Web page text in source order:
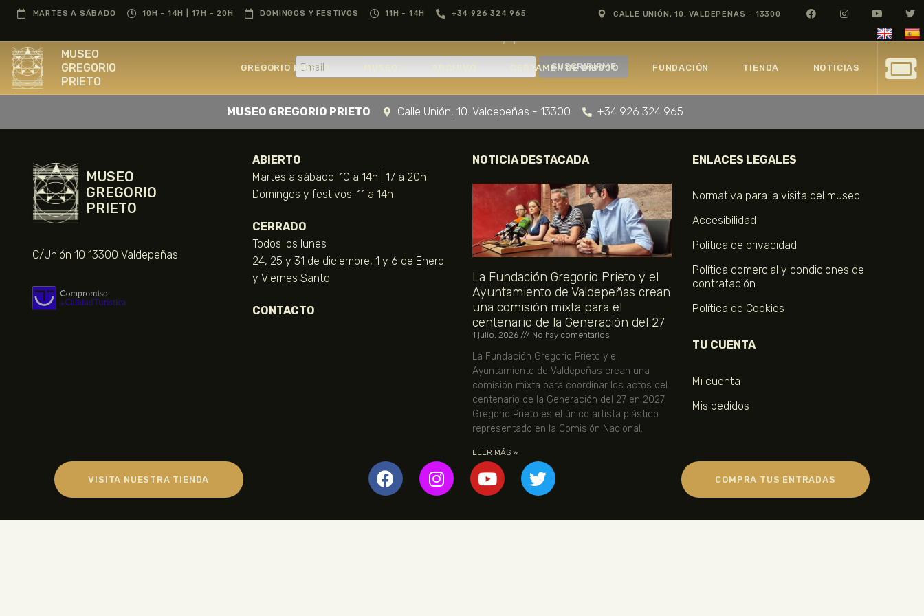
MARTES A SÁBADO 10H - 14H | 17H - 20H DOMINGOS Y FESTIVOS 11H - 14H +34 926 324 965 CALLE UNIÓN, 10. VALDEPEÑAS - 13300
MUSEO
GREGORIO
PRIETO
GREGORIO PRIETO CERTAMEN DE DIBUJO FUNDACIÓN TIENDA NOTICIAS
MUSEO
GREGORIO PRIETO
MUSEO
ARCHIVO
CERTAMEN DE
FUNDACIÓN
TIENDA
NOTICIAS
CONTENTS
MUSEO GREGORIO PRIETO Calle Unión, 10. Valdepeñas - 13300 +34 926 324 965
MUSEO
GREGORIO
PRIETO
C/Unión 10 13300 Valdepeñas
ABIERTO
Martes a sábado: 10 a 14h | 17 a 20h
Domingos y festivos: 11 a 14h
CERRADO
Todos los lunes
24, 25 y 31 de diciembre, 1 y 6 de Enero
y Viernes Santo
CONTACTO
NOTICIA DESTACADA
La Fundación Gregorio Prieto y el
Ayuntamiento de Valdepeñas crean
una comisión mixta para el
centenario de la Generación del 27
1 julio, 2026 No hay comentarios
La Fundación Gregorio Prieto y el
Ayuntamiento de Valdepeñas crean una
comisión mixta para coordinar los actos del
centenario de la Generación del 27 en 2027.
Gregorio Prieto es el único artista plástico
representado en la Comisión Nacional.
LEER MÁS »
ENLACES LEGALES
Normativa para la visita del museo
Accesibilidad
Política de privacidad
Política comercial y condiciones de
contratación
Política de Cookies
TU CUENTA
Mi cuenta
Mis pedidos
VISITA NUESTRA TIENDA COMPRA TUS ENTRADAS